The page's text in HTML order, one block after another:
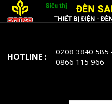
HOTLINE : 0208 3840 585
0866 115 966